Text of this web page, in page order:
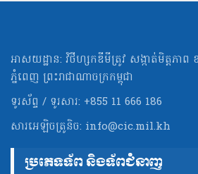
អាសយដ្ឋាន: វិថីហ្សកឌីមីត្រូវ សង្កាត់មិត្ដភាព
ភ្នំពេញ ព្រះរាជាណាចក្រកម្ពុជា
ទូរស័ព្ទ / ទូរសារ: +855 11 666 186
សារអេឡិចត្រូនិច: info@cic.mil.kh
ប្រភេទទ័ព និងទ័ពជំនាញ